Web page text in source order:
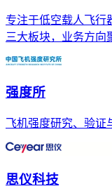
专注于低空载人飞行
三大板块，业务方向
强度所
飞机强度研究、验证
思仪科技